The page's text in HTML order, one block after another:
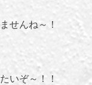
せんね～！
いぞ～！！